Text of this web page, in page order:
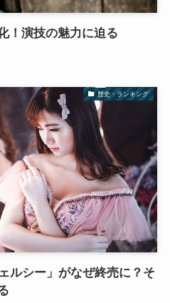
！演技の魅力に迫る
歴史・ランキング
ルシー」がなぜ終売に？そ